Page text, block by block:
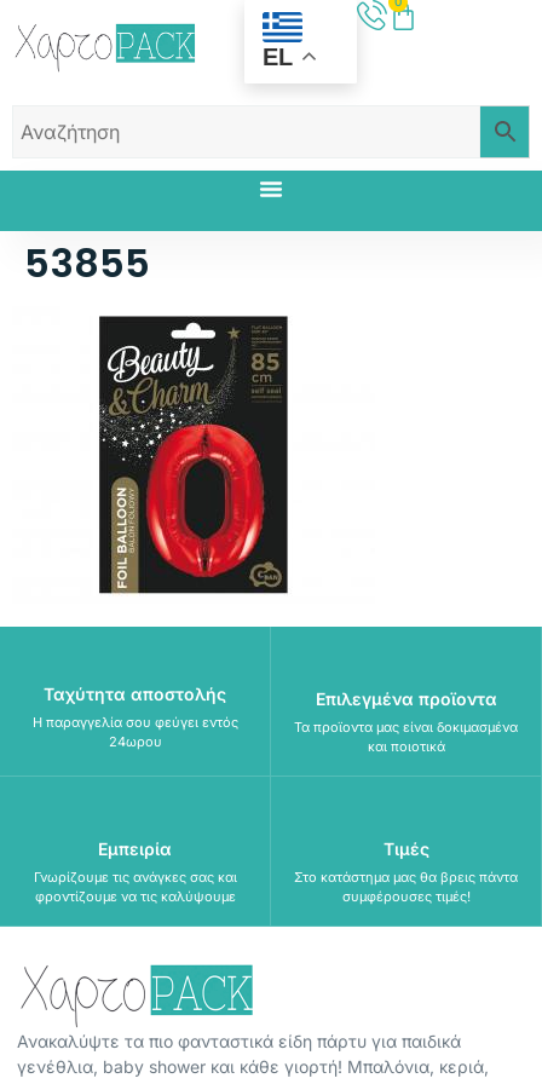
EL
53855
Ταχύτητα αποστολής
Η παραγγελία σου φεύγει εντός
24ωρου
Επιλεγμένα προϊοντα
Τα προϊοντα μας είναι δοκιμασμένα
και ποιοτικά
Εμπειρία
Γνωρίζουμε τις ανάγκες σας και
φροντίζουμε να τις καλύψουμε
Τιμές
Στο κατάστημα μας θα βρεις πάντα
συμφέρουσες τιμές!
Ανακαλύψτε τα πιο φανταστικά είδη πάρτυ για παιδικά
γενέθλια, baby shower και κάθε γιορτή! Μπαλόνια, κεριά,